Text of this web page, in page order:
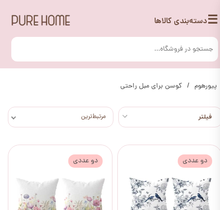
☰دسته‌بندی کالاها
پیورهوم کوسن برای مبل راحتی
مرتبط‌ترین
دو عددی دو عددی